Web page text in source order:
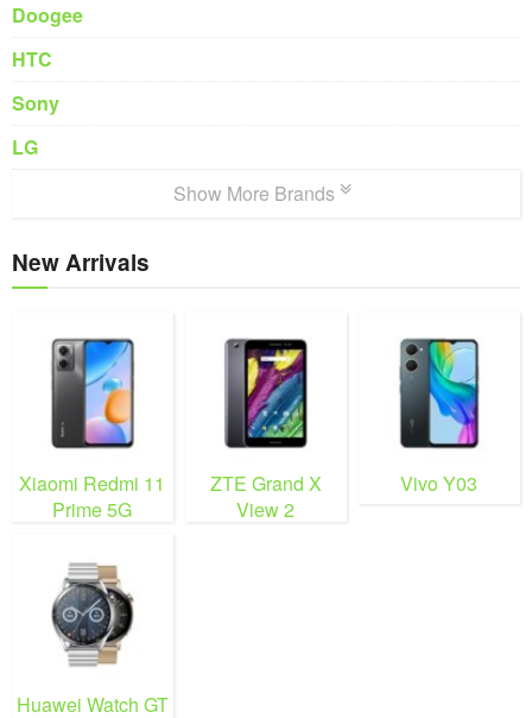
Doogee
HTC
Sony
LG
Show More Brands
New Arrivals
Xiaomi Redmi 11
Prime 5G
ZTE Grand X
View 2
Vivo Y03
Huawei Watch GT